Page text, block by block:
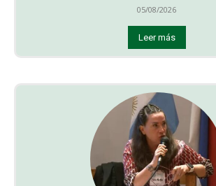
05/08/2026
Leer más